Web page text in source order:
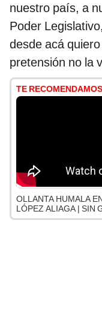
nuestro país, a
Poder
desde acá
pretensión no la
TE RECOMENDAMOS
OLLANTA HUMALA
LÓPEZ ALIAGA | SIN